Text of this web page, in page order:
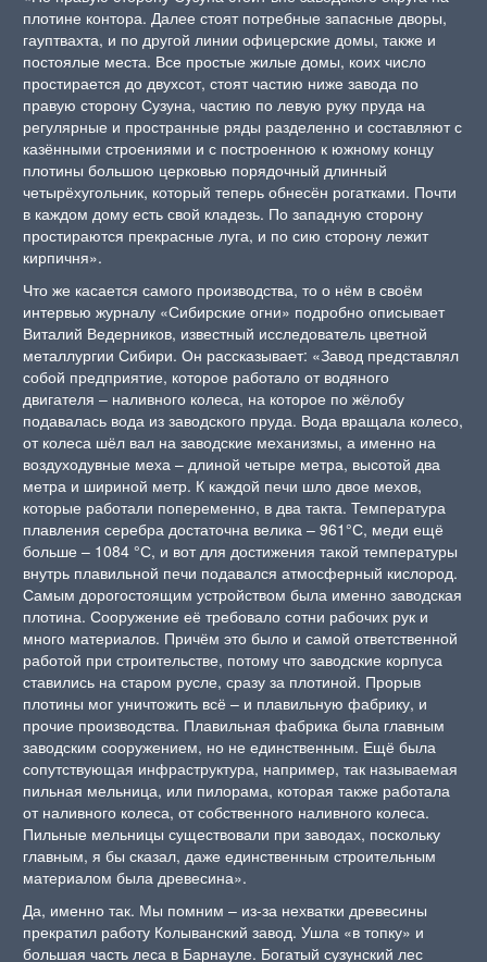
плотине контора. Далее стоят потребные запасные дворы,
гауптвахта, и по другой линии офицерские домы, также и
постоялые места. Все простые жилые домы, коих число
простирается до двухсот, стоят частию ниже завода по
правую сторону Сузуна, частию по левую руку пруда на
регулярные и пространные ряды разделенно и составляют с
казёнными строениями и с построенною к южному концу
плотины большою церковью порядочный длинный
четырёхугольник, который теперь обнесён рогатками. Почти
в каждом дому есть свой кладезь. По западную сторону
простираются прекрасные луга, и по сию сторону лежит
кирпичня».
Что же касается самого производства, то о нём в своём
интервью журналу «Сибирские огни» подробно описывает
Виталий Ведерников, известный исследователь цветной
металлургии Сибири. Он рассказывает: «Завод представлял
собой предприятие, которое работало от водяного
двигателя – наливного колеса, на которое по жёлобу
подавалась вода из заводского пруда. Вода вращала колесо,
от колеса шёл вал на заводские механизмы, а именно на
воздуходувные меха – длиной четыре метра, высотой два
метра и шириной метр. К каждой печи шло двое мехов,
которые работали попеременно, в два такта. Температура
плавления серебра достаточна велика – 961°С, меди ещё
больше – 1084 °С, и вот для достижения такой температуры
внутрь плавильной печи подавался атмосферный кислород.
Самым дорогостоящим устройством была именно заводская
плотина. Сооружение её требовало сотни рабочих рук и
много материалов. Причём это было и самой ответственной
работой при строительстве, потому что заводские корпуса
ставились на старом русле, сразу за плотиной. Прорыв
плотины мог уничтожить всё – и плавильную фабрику, и
прочие производства. Плавильная фабрика была главным
заводским сооружением, но не единственным. Ещё была
сопутствующая инфраструктура, например, так называемая
пильная мельница, или пилорама, которая также работала
от наливного колеса, от собственного наливного колеса.
Пильные мельницы существовали при заводах, поскольку
главным, я бы сказал, даже единственным строительным
материалом была древесина».
Да, именно так. Мы помним – из-за нехватки древесины
прекратил работу Колыванский завод. Ушла «в топку» и
большая часть леса в Барнауле. Богатый сузунский лес